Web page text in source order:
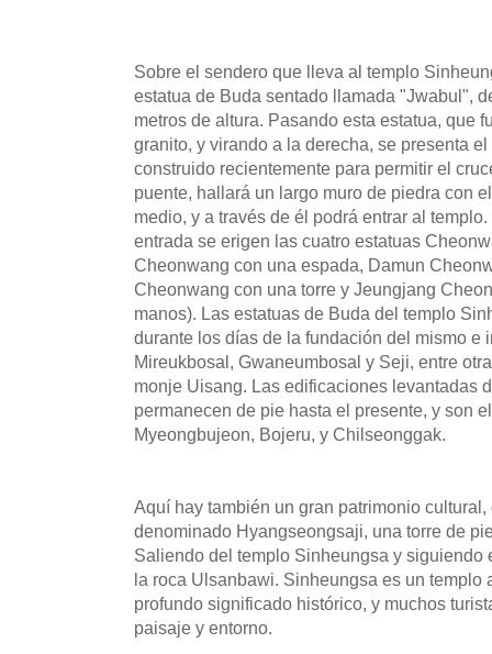
Sobre el sendero que lleva al templo
estatua de Buda sentado llamada "Jwabul",
metros de altura. Pasando esta estatua, que
granito, y virando a la derecha, se presenta
construido recientemente para permitir el
puente, hallará un largo muro de piedra con
medio, y a través de él podrá entrar al
entrada se erigen las cuatro estatuas
Cheonwang con una espada, Damun
Cheonwang con una torre y Jeungjang
manos). Las estatuas de Buda del templo
durante los días de la fundación del mismo e
Mireukbosal, Gwaneumbosal y Seji, entre
monje Uisang. Las edificaciones levantadas
permanecen de pie hasta el presente, y son
Myeongbujeon, Bojeru, y Chilseonggak.
Aquí hay también un gran patrimonio cultural,
denominado Hyangseongsaji, una torre de
Saliendo del templo Sinheungsa y siguiendo
la roca Ulsanbawi. Sinheungsa es un templo
profundo significado histórico, y muchos
paisaje y entorno.